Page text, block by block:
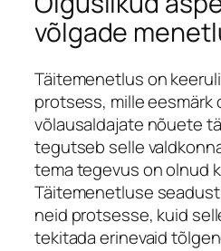
võlgade
Täitemenetlus on
protsess, mille eesmärk
võlausaldajate nõuete
tegutseb selle
tema tegevus on olnud
Täitemenetluse
neid protsesse, kuid
tekitada erinevaid